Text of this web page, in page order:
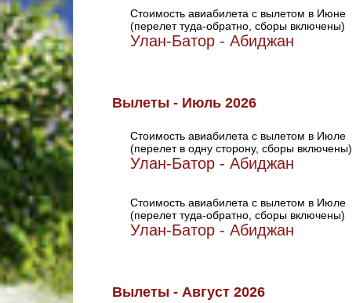
Стоимость авиабилета с вылетом в Июне
(перелет туда-обратно, сборы включены)
Улан-Батор - Абиджан
Вылеты - Июль 2026
Стоимость авиабилета с вылетом в Июле
(перелет в одну сторону, сборы включены)
Улан-Батор - Абиджан
Стоимость авиабилета с вылетом в Июле
(перелет туда-обратно, сборы включены)
Улан-Батор - Абиджан
Вылеты - Август 2026